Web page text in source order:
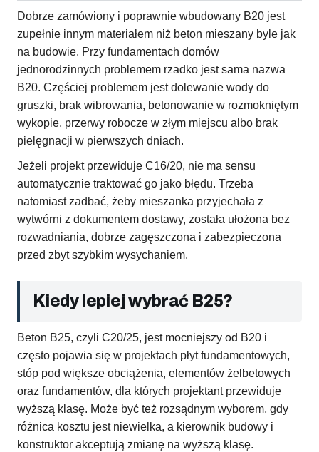
Dobrze zamówiony i poprawnie wbudowany B20 jest
zupełnie innym materiałem niż beton mieszany byle jak
na budowie. Przy fundamentach domów
jednorodzinnych problemem rzadko jest sama nazwa
B20. Częściej problemem jest dolewanie wody do
gruszki, brak wibrowania, betonowanie w rozmokniętym
wykopie, przerwy robocze w złym miejscu albo brak
pielęgnacji w pierwszych dniach.
Jeżeli projekt przewiduje C16/20, nie ma sensu
automatycznie traktować go jako błędu. Trzeba
natomiast zadbać, żeby mieszanka przyjechała z
wytwórni z dokumentem dostawy, została ułożona bez
rozwadniania, dobrze zagęszczona i zabezpieczona
przed zbyt szybkim wysychaniem.
Kiedy lepiej wybrać B25?
Beton B25, czyli C20/25, jest mocniejszy od B20 i
często pojawia się w projektach płyt fundamentowych,
stóp pod większe obciążenia, elementów żelbetowych
oraz fundamentów, dla których projektant przewiduje
wyższą klasę. Może być też rozsądnym wyborem, gdy
różnica kosztu jest niewielka, a kierownik budowy i
konstruktor akceptują zmianę na wyższą klasę.